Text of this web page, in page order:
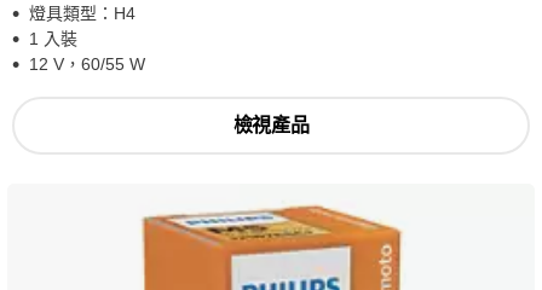
燈具類型：H4
1 入裝
12 V，60/55 W
檢視產品